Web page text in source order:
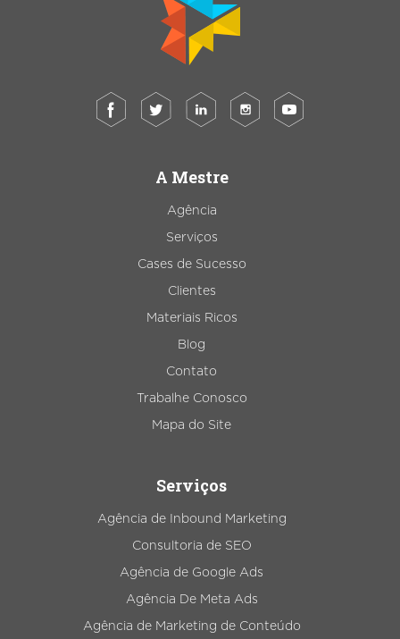
A Mestre
Agência
Serviços
Cases de Sucesso
Clientes
Materiais Ricos
Blog
Contato
Trabalhe Conosco
Mapa do Site
Serviços
Agência de Inbound Marketing
Consultoria de SEO
Agência de Google Ads
Agência De Meta Ads
Agência de Marketing de Conteúdo